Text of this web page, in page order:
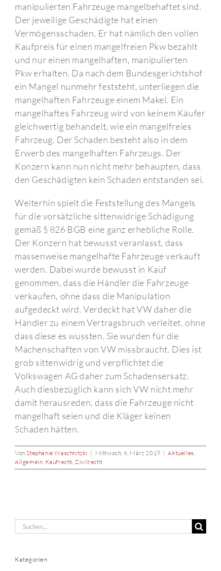
manipulierten Fahrzeuge mangelbehaftet sind.
Der jeweilige Geschädigte hat einen
Vermögensschaden. Er hat nämlich den vollen
Kaufpreis für einen mangelfreien Pkw bezahlt
und nur einen mangelhaften, manipulierten
Pkw erhalten. Da nach dem Bundesgerichtshof
ein Mangel nunmehr feststeht, unterliegen die
mangelhaften Fahrzeuge einem Makel. Ein
mangelhaftes Fahrzeug wird von keinem Käufer
gleichwertig behandelt, wie ein mangelfreies
Fahrzeug. Der Schaden besteht also in dem
Erwerb des mangelhaften Fahrzeugs. Der
Konzern kann nun nicht mehr behaupten, dass
den Geschädigten kein Schaden entstanden sei.
Weiterhin spielt die Feststellung des Mangels
für die vorsätzliche sittenwidrige Schädigung
gemäß § 826 BGB eine ganz erhebliche Rolle.
Der Konzern hat bewusst veranlasst, dass
massenweise mangelhafte Fahrzeuge verkauft
werden. Dabei wurde bewusst in Kauf
genommen, dass die Händler die Fahrzeuge
verkaufen, ohne dass die Manipulation
aufgedeckt wird. Verdeckt hat VW daher die
Händler zu einem Vertragsbruch verleitet, ohne
dass diese es wussten. Sie wurden für die
Machenschaften von VW missbraucht. Dies ist
grob sittenwidrig und verpflichtet die
Volkswagen AG daher zum Schadensersatz.
Auch diesbezüglich kann sich VW nicht mehr
damit herausreden, dass die Fahrzeuge nicht
mangelhaft seien und die Kläger keinen
Schaden hätten.
VonStephanie Waschnitzki | Mittwoch, 6. März 2019 | Aktuelles,
Allgemein, Kaufrecht,Zivilrecht
Suche
Kategorien